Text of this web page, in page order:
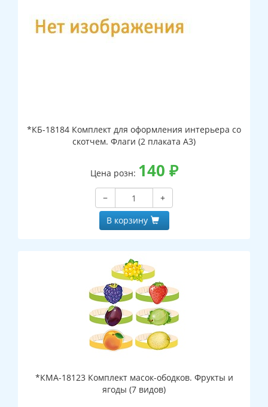
*КБ-18184 Комплект для оформления интерьера со
скотчем. Флаги (2 плаката А3)
Цена розн: 140 ₽
−
+
В корзину
*КМА-18123 Комплект масок-ободков. Фрукты и
ягоды (7 видов)